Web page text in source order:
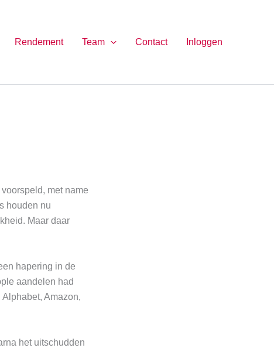
Rendement Team Contact Inloggen
met name
houden nu
Maar daar
hapering in de
aandelen had
Amazon,
het uitschudden